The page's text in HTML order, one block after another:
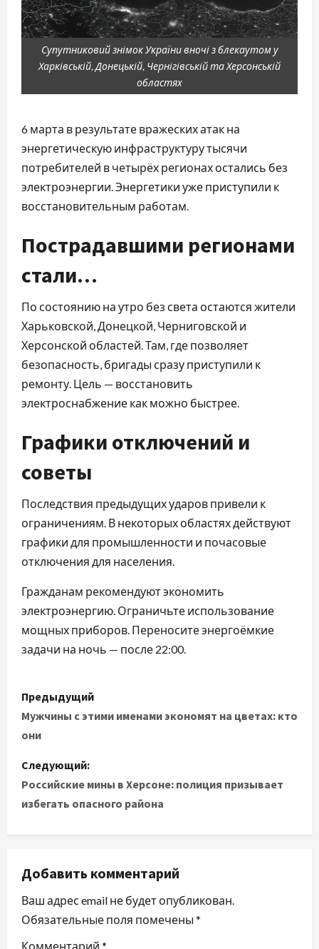
Супутниковий знімок України вночі з блекаутом у
Харківській, Донецькій, Чернігівській та Херсонській
областях
6 марта в результате вражеских атак на
энергетическую инфраструктуру тысячи
потребителей в четырёх регионах остались без
электроэнергии. Энергетики уже приступили к
восстановительным работам.
Пострадавшими регионами
стали…
По состоянию на утро без света остаются жители
Харьковской, Донецкой, Черниговской и
Херсонской областей. Там, где позволяет
безопасность, бригады сразу приступили к
ремонту. Цель — восстановить
электроснабжение как можно быстрее.
Графики отключений и
советы
Последствия предыдущих ударов привели к
ограничениям. В некоторых областях действуют
графики для промышленности и почасовые
отключения для населения.
Гражданам рекомендуют экономить
электроэнергию. Ограничьте использование
мощных приборов. Переносите энергоёмкие
задачи на ночь — после 22:00.
Н
а
и
г
а
ц
и
я
Предыдущий
Мужчины с этими именами экономят на цветах: кто
они
Следующий:
Российские мины в Херсоне: полиция призывает
избегать опасного района
Добавить комментарий
Ваш адрес email не будет опубликован.
Обязательные поля помечены *
Комментарий *